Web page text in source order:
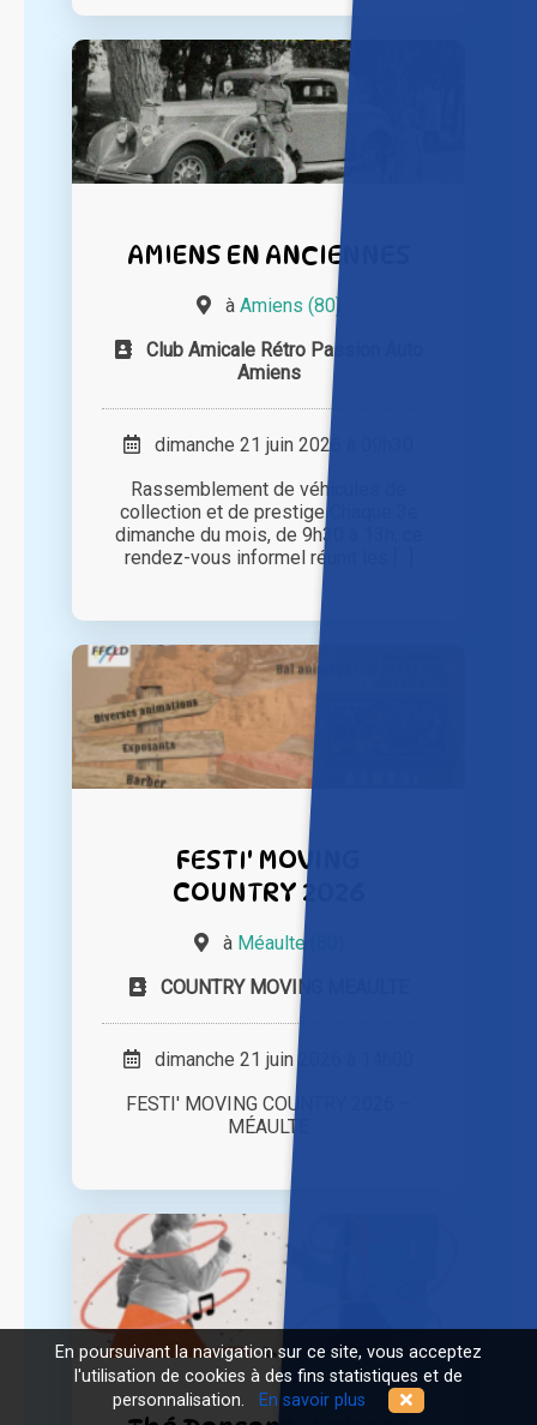
AMIENS EN ANCIENNES
à Amiens (80)
Club Amicale Rétro Passion Auto
Amiens
dimanche 21 juin 2026 à 09h30
Rassemblement de véhicules de
collection et de prestige Chaque 3e
dimanche du mois, de 9h30 à 13h, ce
rendez-vous informel réunit les [...]
FESTI' MOVING
COUNTRY 2026
à Méaulte (80)
COUNTRY MOVING MEAULTE
dimanche 21 juin 2026 à 14h00
FESTI' MOVING COUNTRY 2026 –
MÉAULTE
En poursuivant la navigation sur ce site, vous acceptez
l'utilisation de cookies à des fins statistiques et de
personnalisation.
En savoir plus